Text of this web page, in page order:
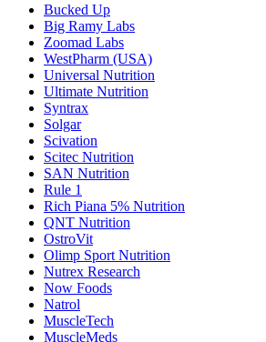
Bucked Up
Big Ramy Labs
Zoomad Labs
WestPharm (USA)
Universal Nutrition
Ultimate Nutrition
Syntrax
Solgar
Scivation
Scitec Nutrition
SAN Nutrition
Rule 1
Rich Piana 5% Nutrition
QNT Nutrition
OstroVit
Olimp Sport Nutrition
Nutrex Research
Now Foods
Natrol
MuscleTech
MuscleMeds